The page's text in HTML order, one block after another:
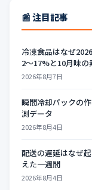
📰 注目記事
冷凍食品はなぜ
2〜17%と10月味の
2026年8月7日
瞬間冷却パックの
測データ
2026年8月4日
配送の遅延はなぜ
えた一週間
2026年8月4日